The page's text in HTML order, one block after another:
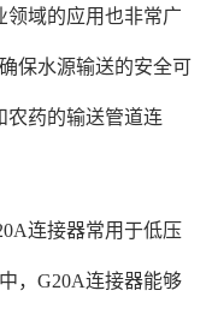
领域的应用也非常广
保水源输送的安全可
农药的输送管道连
连接器常用于低压
，G20A连接器能够